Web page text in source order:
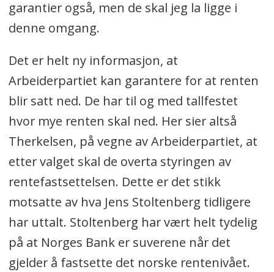
garantier også, men de skal jeg la ligge i
denne omgang.
Det er helt ny informasjon, at
Arbeiderpartiet kan garantere for at renten
blir satt ned. De har til og med tallfestet
hvor mye renten skal ned. Her sier altså
Therkelsen, på vegne av Arbeiderpartiet, at
etter valget skal de overta styringen av
rentefastsettelsen. Dette er det stikk
motsatte av hva Jens Stoltenberg tidligere
har uttalt. Stoltenberg har vært helt tydelig
på at Norges Bank er suverene når det
gjelder å fastsette det norske rentenivået.